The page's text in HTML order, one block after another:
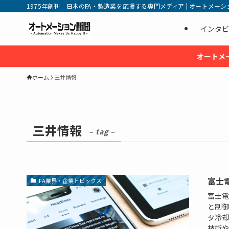
1975年創刊 日本のFA・製造業を応援する専門メディア | オートメー
インタ
オートメ
ホーム 三井情報
三井情報 – tag –
FA業界・企業トピックス 富士
富士
と制
タ冷